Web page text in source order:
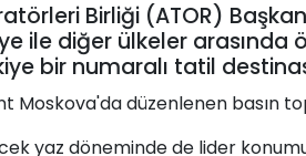
Birliği (ATOR)
ile diğer ülkeler arasında
bir numaralı tatil
Moskova'da düzenlenen basın
yaz döneminde de lider